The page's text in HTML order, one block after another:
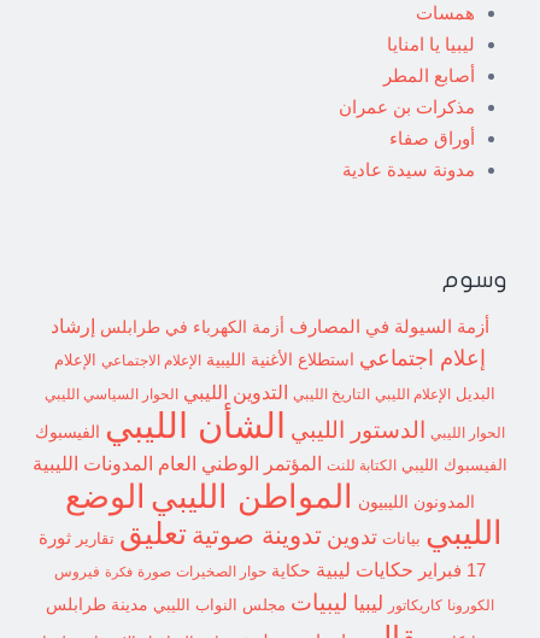
همسات
ليبيا يا امنايا
أصابع المطر
مذكرات بن عمران
أوراق صفاء
مدونة سيدة عادية
وسوم
أزمة السيولة في المصارف أزمة الكهرباء في طرابلس إرشاد
إعلام اجتماعي استطلاع الأغنية الليبية الإعلام الاجتماعي
الإعلام
البديل الإعلام الليبي التاريخ الليبي التدوين الليبي الحوار السياسي الليبي
الحوار الليبي الدستور الليبي الشأن الليبي الفيسبوك
الفيسبوك الليبي الكتابة للنت المؤتمر الوطني العام المدونات الليبية
المدونون الليبيون المواطن الليبي الوضع
الليبي بيانات تدوين تدوينة صوتية تعليق تقارير
ثورة
17 فبراير
حكايات ليبية حكاية حوار الصخيرات صورة فكرة فيروس
الكورونا كاريكاتور ليبيا ليبيات مجلس النواب الليبي مدينة طرابلس